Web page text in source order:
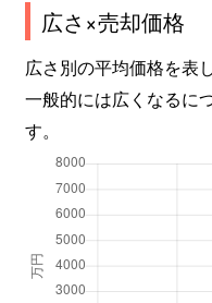
広さ×売却価格
広さ別の平均価格を表
一般的には広くなるに
す。